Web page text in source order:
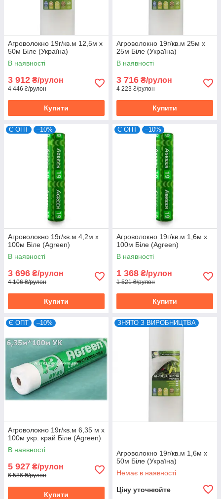
Агроволокно 19г/кв.м 12,5м х
50м Біле (Україна)
В наявності
3 912 ₴/рулон
4 446 ₴/рулон
Купити
Агроволокно 19г/кв.м 25м х
25м Біле (Україна)
В наявності
3 716 ₴/рулон
4 223 ₴/рулон
Купити
Є ОПТ –10%
Агроволокно 19г/кв.м 4,2м х
100м Біле (Agreen)
В наявності
3 696 ₴/рулон
4 106 ₴/рулон
Купити
Є ОПТ –10%
Агроволокно 19г/кв.м 1,6м х
100м Біле (Agreen)
В наявності
1 368 ₴/рулон
1 521 ₴/рулон
Купити
Є ОПТ –10%
Агроволокно 19г/кв.м 6,35 м х
100м укр. край Біле (Agreen)
В наявності
5 927 ₴/рулон
6 586 ₴/рулон
Купити
ЗНЯТО З ВИРОБНИЦТВА
Агроволокно 19г/кв.м 1,6м х
50м Біле (Україна)
Немає в наявності
Ціну уточнюйте